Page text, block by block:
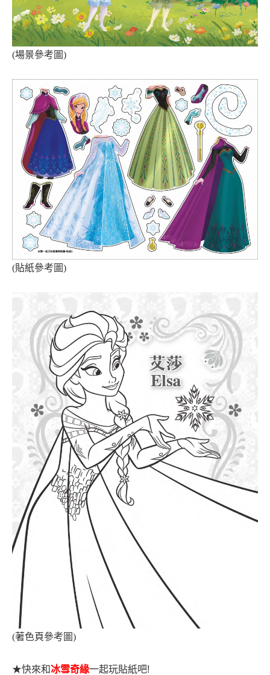
(場景參考圖)
(貼紙參考圖)
(著色頁參考圖)
★快來和冰雪奇緣一起玩貼紙吧!